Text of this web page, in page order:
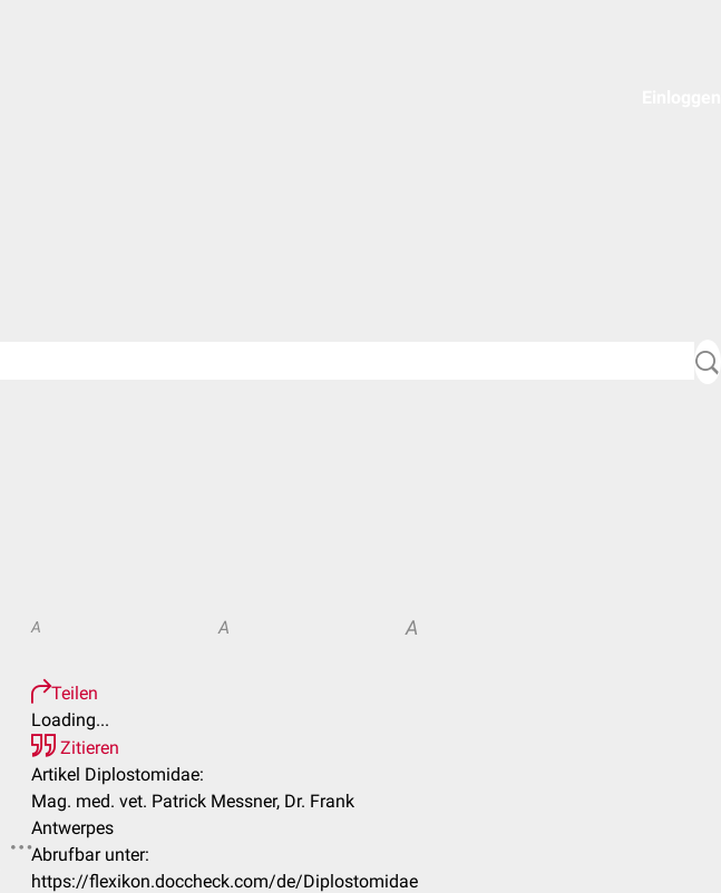
A A A
Teilen
Loading...
Zitieren
Artikel Diplostomidae:
Mag. med. vet. Patrick Messner, Dr. Frank
Antwerpes
Abrufbar unter:
https://flexikon.doccheck.com/de/Diplostomidae